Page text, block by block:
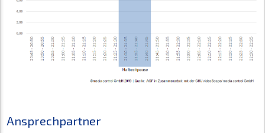
Ansprechpartner